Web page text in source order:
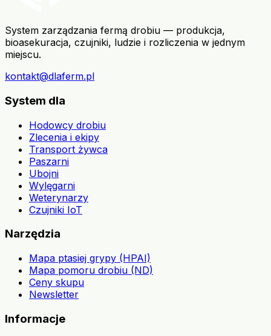
System zarządzania fermą drobiu — produkcja,
bioasekuracja, czujniki, ludzie i rozliczenia w jednym
miejscu.
kontakt@dlaferm.pl
System dla
Hodowcy drobiu
Zlecenia i ekipy
Transport żywca
Paszarni
Ubojni
Wylęgarni
Weterynarzy
Czujniki IoT
Narzędzia
Mapa ptasiej grypy (HPAI)
Mapa pomoru drobiu (ND)
Ceny skupu
Newsletter
Informacje